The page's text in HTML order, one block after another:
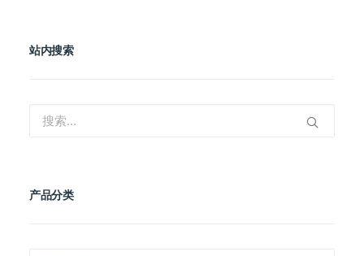
站内搜索
产品分类